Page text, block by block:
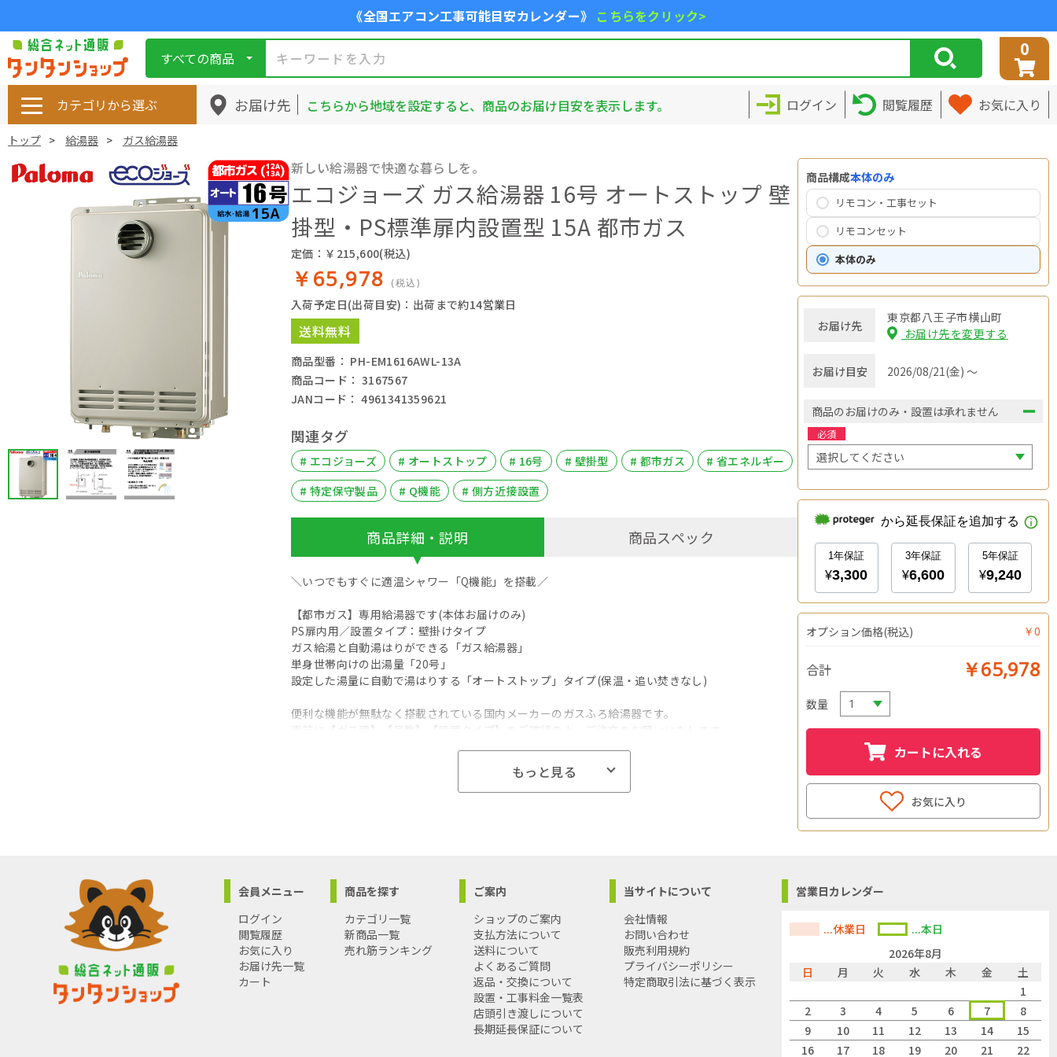
《全国エアコン工事可能目安カレンダー》 こちらをクリック>
すべての商品 0
カテゴリから選ぶ お届け先 こちらから地域を設定すると、商品のお届け目安を表示します。 ログイン 閲覧履歴 お気に入り
トップ 給湯器 ガス給湯器
新しい給湯器で快適な暮らしを。
エコジョーズ ガス給湯器 16号 オートストップ 壁
掛型・PS標準扉内設置型 15A 都市ガス
定価：￥215,600(税込)
￥65,978 (税込)
入荷予定日(出荷目安)：出荷まで約14営業日
送料無料
商品型番： PH-EM1616AWL-13A
商品コード： 3167567
JANコード： 4961341359621
関連タグ
# エコジョーズ # オートストップ # 16号 # 壁掛型 # 都市ガス
# 省エネルギー
# 特定保守製品
# Q機能 # 側方近接設置
商品詳細・説明
＼いつでもすぐに適温シャワー「Q機能」を搭載／
【都市ガス】専用給湯器です(本体お届けのみ)
PS扉内用／設置タイプ：壁掛けタイプ
ガス給湯と自動湯はりができる「ガス給湯器」
単身世帯向けの出湯量「20号」
設定した湯量に自動で湯はりする「オートストップ」タイプ(保温・追い焚きなし)
便利な機能が無駄なく搭載されている国内メーカーのガスふろ給湯器です。
事前に【ガス種】【号数】【設置タイプ】をご確認の上、ご注文をお願いいたします。
（交換対応は出来かねますのでご了承ください。）
●検索用：給湯器｜15A｜都市ガス｜壁掛型・PS標準扉内設置型｜工事なし｜住宅設備家電
■ 型番 PH-EM1616AWL-13A
■ サイズ W350×D215×H520mm（給湯器本体）
-----------------------------------------------------------------------
●沖縄・離島への配送料金は別途見積もり（配送不可の場合も有）となりますのでご了承くださ
もっと見る
商品スペック
商品構成本体のみ
リモコン・工事セット
リモコンセット
本体のみ
お届け先
東京都八王子市横山町
お届け先を変更する
お届け目安 2026/08/21(金) ～
商品のお届けのみ・設置は承れません
必須
オプション価格(税込) ￥0
合計 ￥65,978
数量
カートに入れる
お気に入り
会員メニュー
ログイン
閲覧履歴
お気に入り
お届け先一覧
カート
商品を探す
カテゴリ一覧
新商品一覧
売れ筋ランキング
ご案内
ショップのご案内
支払方法について
送料について
よくあるご質問
返品・交換について
設置・工事料金一覧表
店頭引き渡しについて
長期延長保証について
当サイトについて
会社情報
お問い合わせ
販売利用規約
プライバシーポリシー
特定商取引法に基づく表示
営業日カレンダー
...休業日
...本日
2026年8月
日
月 火 水 木 金
土
1
2
3 4 5 6 7
8
9
10 11 12 13 14
15
16
17 18 19 20 21 22